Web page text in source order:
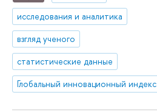
исследования и аналитика
взгляд ученого
статистические данные
Глобальный инновационный индекс